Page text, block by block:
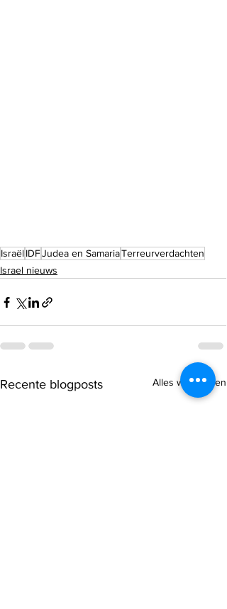
IsraëlIDFJudea en SamariaTerreurverdachten
Israel nieuws
Recente blogposts Alles weergeven